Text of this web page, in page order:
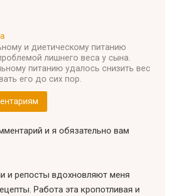
и диетическому питанию
лишнего веса у сына.
питанию удалось снизить вес
его до сих пор.
и я обязательно вам
и репосты вдохновляют меня
Работа эта кропотливая и